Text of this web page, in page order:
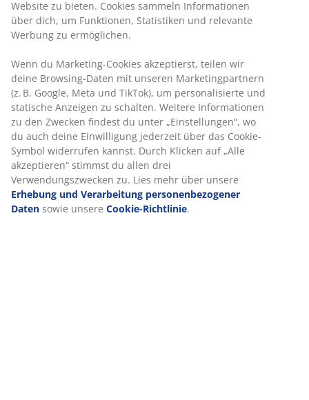
Bewertungen
(0)
Lieferung
Website zu bieten. Cookies sammeln Informationen
über dich, um Funktionen, Statistiken und relevante
Werbung zu ermöglichen.
Wenn du Marketing-Cookies akzeptierst, teilen wir
deine Browsing-Daten mit unseren Marketingpartnern
(z. B. Google, Meta und TikTok), um personalisierte und
statische Anzeigen zu schalten. Weitere Informationen
zu den Zwecken findest du unter „Einstellungen“, wo
du auch deine Einwilligung jederzeit über das Cookie-
Symbol widerrufen kannst. Durch Klicken auf „Alle
akzeptieren“ stimmst du allen drei
Verwendungszwecken zu. Lies mehr über unsere
Erhebung und Verarbeitung personenbezogener
Daten sowie unsere Cookie-Richtlinie.